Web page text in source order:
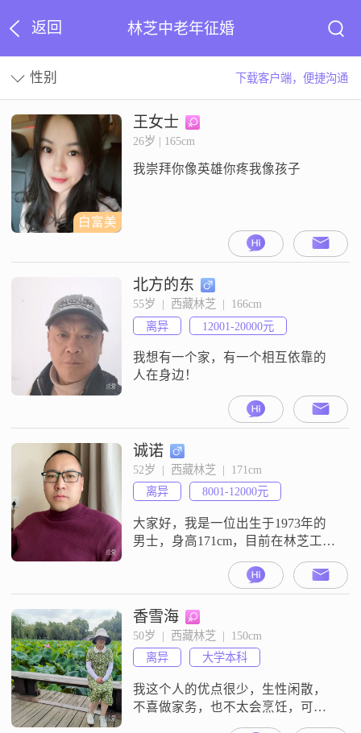
返回 林芝中老年征婚
性别 下载客户端，便捷沟通
白富美
王女士
26岁 | 165cm
我崇拜你像英雄你疼我像孩子
北方的东
55岁  |  西藏林芝  |  166cm
离异
12001-20000元
我想有一个家，有一个相互依靠的
人在身边！
诚诺
52岁  |  西藏林芝  |  171cm
离异
8001-12000元
大家好，我是一位出生于1973年的
男士，身高171cm，目前在林芝工作
##3002##我的月收入在8001到12000
元之间，拥有大学本科学历
##3002##我性格稳重可靠，做事自
信果断，有很强的责任感，与人相
处随和易处##3002##我非常注重事
业的成功，努力追求自己的目标
##3002##在生活中，我热爱外出旅
行，探
香雪海
50岁  |  西藏林芝  |  150cm
离异
大学本科
我这个人的优点很少，生性闲散，
不喜做家务，也不太会烹饪，可以
说是料理小白，所以希望找一个能